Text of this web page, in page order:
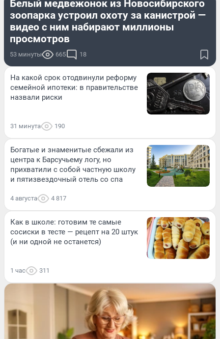
Белый медвежонок из Новосибирского
зоопарка устроил охоту за канистрой —
видео с ним набирают миллионы
просмотров
53 минуты 665 18
На какой срок отодвинули реформу
семейной ипотеки: в правительстве
назвали риски
31 минута 190
Богатые и знаменитые сбежали из
центра к Барсучьему логу, но
прихватили с собой частную школу
и пятизвездочный отель со спа
4 августа 4 817
Как в школе: готовим те самые
сосиски в тесте — рецепт на 20 штук
(и ни одной не останется)
1 час 311